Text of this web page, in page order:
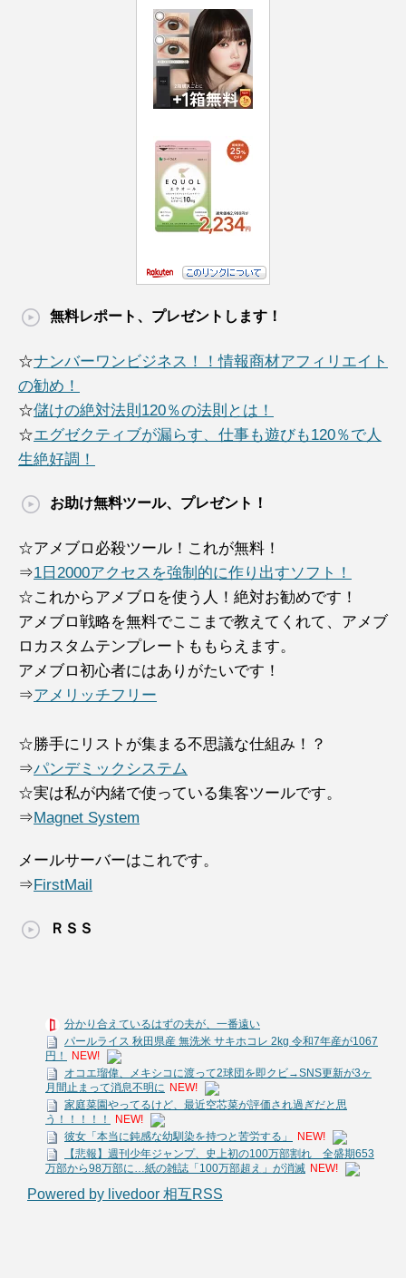
無料レポート、プレゼントします！
☆ナンバーワンビジネス！！情報商材アフィリエイト
の勧め！
☆儲けの絶対法則120％の法則とは！
☆エグゼクティブが漏らす、仕事も遊びも120％で人
生絶好調！
お助け無料ツール、プレゼント！
☆アメブロ必殺ツール！これが無料！
⇒1日2000アクセスを強制的に作り出すソフト！
☆これからアメブロを使う人！絶対お勧めです！
アメブロ戦略を無料でここまで教えてくれて、アメブ
ロカスタムテンプレートももらえます。
アメブロ初心者にはありがたいです！
⇒アメリッチフリー
☆勝手にリストが集まる不思議な仕組み！？
⇒パンデミックシステム
☆実は私が内緒で使っている集客ツールです。
⇒Magnet System
メールサーバーはこれです。
⇒FirstMail
ＲＳＳ
分かり合えているはずの夫が、一番遠い
パールライス 秋田県産 無洗米 サキホコレ 2kg 令和7年産が1067
円！
NEW!
オコエ瑠偉、メキシコに渡って2球団を即クビ→SNS更新が3ヶ
月間止まって消息不明に NEW!
家庭菜園やってるけど、最近空芯菜が評価され過ぎだと思
う！！！！！
NEW!
彼女「本当に鈍感な幼馴染を持つと苦労する」
NEW!
【悲報】週刊少年ジャンプ、史上初の100万部割れ 全盛期653
万部から98万部に…紙の雑誌「100万部超え」が消滅 NEW!
Powered by livedoor 相互RSS